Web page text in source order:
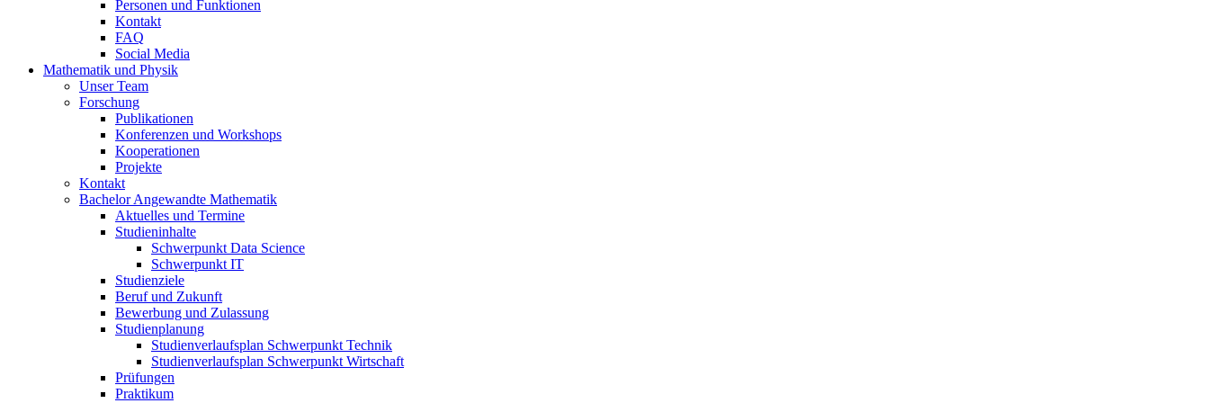
Personen und Funktionen
Kontakt
FAQ
Social Media
Mathematik und Physik
Unser Team
Forschung
Publikationen
Konferenzen und Workshops
Kooperationen
Projekte
Kontakt
Bachelor Angewandte Mathematik
Aktuelles und Termine
Studieninhalte
Schwerpunkt Data Science
Schwerpunkt IT
Studienziele
Beruf und Zukunft
Bewerbung und Zulassung
Studienplanung
Studienverlaufsplan Schwerpunkt Technik
Studienverlaufsplan Schwerpunkt Wirtschaft
Prüfungen
Praktikum